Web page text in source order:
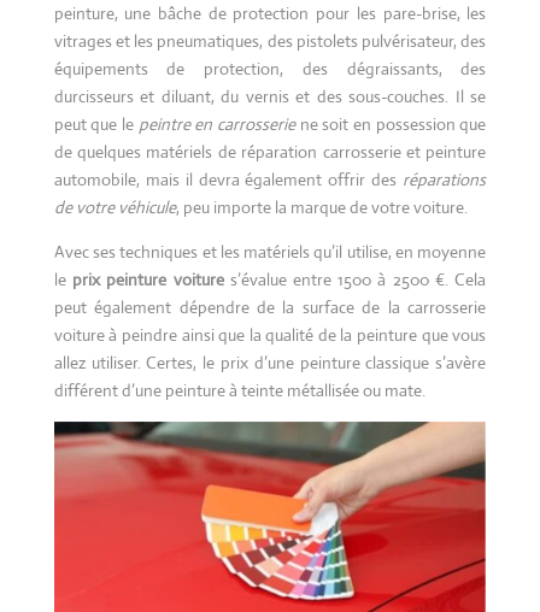
peinture, une bâche de protection pour les pare-brise, les
vitrages et les pneumatiques, des pistolets pulvérisateur, des
équipements de protection, des dégraissants, des
durcisseurs et diluant, du vernis et des sous-couches. Il se
peut que le peintre en carrosseriene soit en possession que
de quelques matériels de réparation carrosserie et peinture
automobile, mais il devra également offrir des réparations
de votre véhicule, peu importe la marque de votre voiture.
Avec ses techniques et les matériels qu’il utilise, en moyenne
le prix peinture voiture s’évalue entre 1500 à 2500 €. Cela
peut également dépendre de la surface de la carrosserie
voiture à peindre ainsi que la qualité de la peinture que vous
allez utiliser. Certes, le prix d’une peinture classique s’avère
différent d’une peinture à teinte métallisée ou mate.